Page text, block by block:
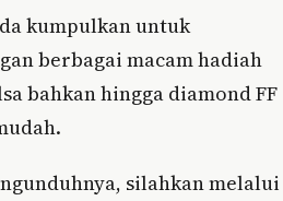
kumpulkan untuk
berbagai macam hadiah
bahkan hingga diamond FF
silahkan melalui